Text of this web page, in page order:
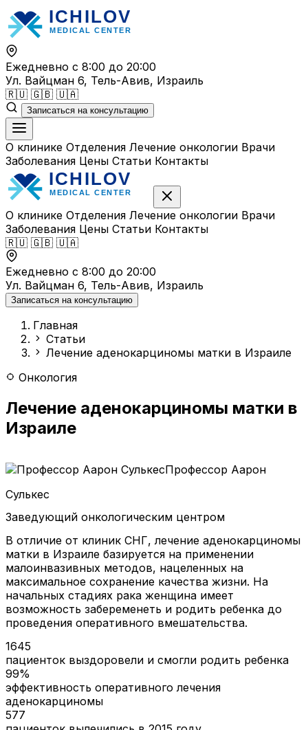
Перейти
к
содержимому
Ежедневно с 8:00 до 20:00
Ул. Вайцман 6, Тель-Авив, Израиль
🇷🇺 🇬🇧 🇺🇦
Записаться на консультацию
О клинике Отделения Лечение онкологии Врачи
Заболевания Цены Статьи Контакты
О клинике Отделения Лечение онкологии Врачи
Заболевания Цены Статьи Контакты
🇷🇺 🇬🇧 🇺🇦
Ежедневно с 8:00 до 20:00
Ул. Вайцман 6, Тель-Авив, Израиль
Записаться на консультацию
Главная
Статьи
Лечение аденокарциномы матки в Израиле
Онкология
Лечение аденокарциномы матки в
Израиле
Профессор Аарон
Сулькес
Заведующий онкологическим центром
В отличие от клиник СНГ, лечение аденокарциномы
матки в Израиле базируется на применении
малоинвазивных методов, нацеленных на
максимальное сохранение качества жизни. На
начальных стадиях рака женщина имеет
возможность забеременеть и родить ребенка до
проведения оперативного вмешательства.
1645
пациенток выздоровели и смогли родить ребенка
99%
эффективность оперативного лечения
аденокарциномы
577